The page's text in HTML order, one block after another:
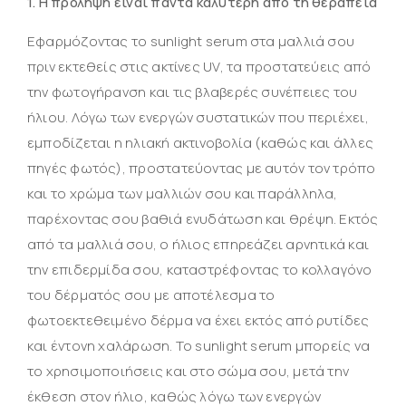
Εφαρμόζοντας το sunlight serum στα μαλλιά σου
πριν εκτεθείς στις ακτίνες UV, τα προστατεύεις από
την φωτογήρανση και τις βλαβερές συνέπειες του
ήλιου. Λόγω των ενεργών συστατικών που περιέχει,
εμποδίζεται η ηλιακή ακτινοβολία (καθώς και άλλες
πηγές φωτός), προστατεύοντας με αυτόν τον τρόπο
και το χρώμα των μαλλιών σου και παράλληλα,
παρέχοντας σου βαθιά ενυδάτωση και θρέψη. Εκτός
από τα μαλλιά σου, ο ήλιος επηρεάζει αρνητικά και
την επιδερμίδα σου, καταστρέφοντας το κολλαγόνο
του δέρματός σου με αποτέλεσμα το
φωτοεκτεθειμένο δέρμα να έχει εκτός από ρυτίδες
και έντονη χαλάρωση. Το sunlight serum μπορείς να
το χρησιμοποιήσεις και στο σώμα σου, μετά την
έκθεση στον ήλιο, καθώς λόγω των ενεργών